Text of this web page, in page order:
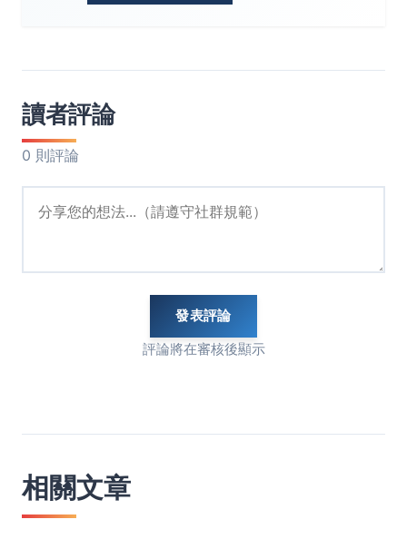
讀者評論
0 則評論
發表評論
評論將在審核後顯示
相關文章